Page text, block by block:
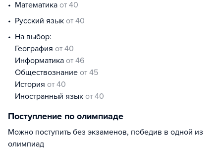
математика от 40
русский язык от 40
На выбор:
география от 40
информатика от 46
обществознание от 45
история от 40
иностранный язык от 40
Поступление по олимпиаде
Можно поступить без экзаменов, победив в одной из
олимпиад